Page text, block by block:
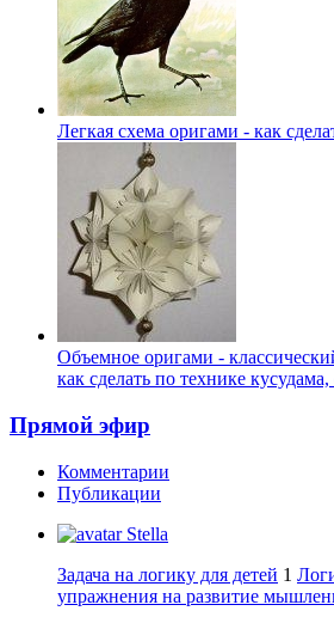
Легкая схема оригами - как
Объемное оригами -
как сделать по технике кусудама,
Прямой эфир
Комментарии
Публикации
Stella
Задача на логику для детей 1
упражнения на развитие